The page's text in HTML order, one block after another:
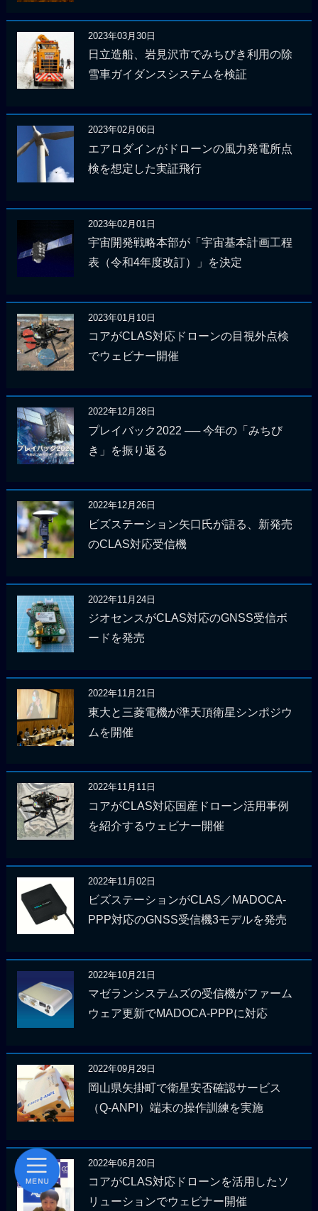
2023年03月30日
日立造船、岩見沢市でみちびき利用の除
雪車ガイダンスシステムを検証
2023年02月06日
エアロダインがドローンの風力発電所点
検を想定した実証飛行
2023年02月01日
宇宙開発戦略本部が「宇宙基本計画工程
表（令和4年度改訂）」を決定
2023年01月10日
コアがCLAS対応ドローンの目視外点検
でウェビナー開催
2022年12月28日
プレイバック2022 ── 今年の「みちび
き」を振り返る
2022年12月26日
ビズステーション矢口氏が語る、新発売
のCLAS対応受信機
2022年11月24日
ジオセンスがCLAS対応のGNSS受信ボ
ードを発売
2022年11月21日
東大と三菱電機が準天頂衛星シンポジウ
ムを開催
2022年11月11日
コアがCLAS対応国産ドローン活用事例
を紹介するウェビナー開催
2022年11月02日
ビズステーションがCLAS／MADOCA-
PPP対応のGNSS受信機3モデルを発売
2022年10月21日
マゼランシステムズの受信機がファーム
ウェア更新でMADOCA-PPPに対応
2022年09月29日
岡山県矢掛町で衛星安否確認サービス
（Q-ANPI）端末の操作訓練を実施
2022年06月20日
コアがCLAS対応ドローンを活用したソ
リューションでウェビナー開催